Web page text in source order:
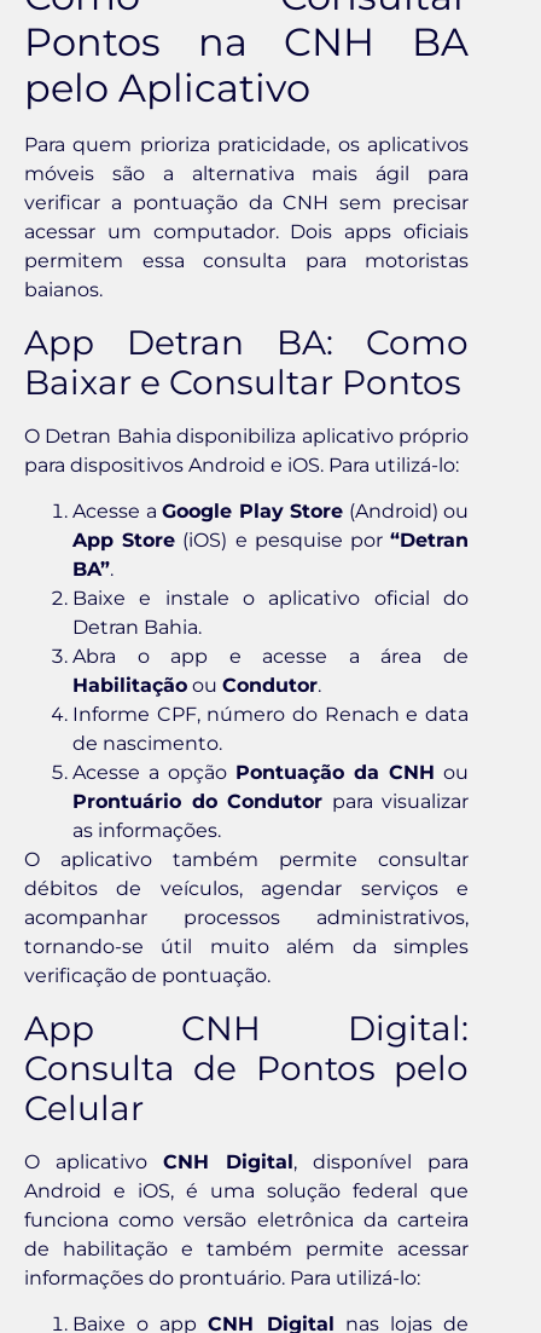
Pontos na CNH BA
pelo Aplicativo
Para quem prioriza praticidade, os aplicativos
móveis são a alternativa mais ágil para
verificar a pontuação da CNH sem precisar
acessar um computador. Dois apps oficiais
permitem essa consulta para motoristas
baianos.
App Detran BA: Como
Baixar e Consultar Pontos
O Detran Bahia disponibiliza aplicativo próprio
para dispositivos Android e iOS. Para utilizá-lo:
Acesse a Google Play Store (Android) ou
App Store (iOS) e pesquise por“Detran
BA”.
Baixe e instale o aplicativo oficial do
Detran Bahia.
Abra o app e acesse a área de
Habilitação ou Condutor.
Informe CPF, número do Renach e data
de nascimento.
Acesse a opção Pontuação da CNH ou
Prontuário do Condutor para visualizar
as informações.
O aplicativo também permite consultar
débitos de veículos, agendar serviços e
acompanhar processos administrativos,
tornando-se útil muito além da simples
verificação de pontuação.
App CNH Digital:
Consulta de Pontos pelo
Celular
O aplicativo CNH Digital, disponível para
Android e iOS, é uma solução federal que
funciona como versão eletrônica da carteira
de habilitação e também permite acessar
informações do prontuário. Para utilizá-lo:
Baixe o appCNH Digital nas lojas de